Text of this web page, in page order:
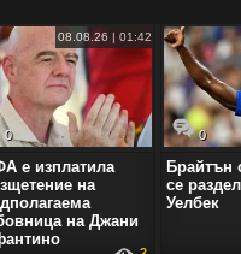
0
08.08.26 | 01:42
е изплатила
на
на Джани
0
Брайтън
се
Уелбек